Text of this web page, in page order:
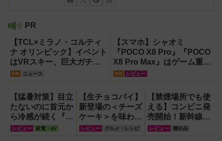
PR
【TCL×ミラノ・コルティ
ナ オリンピック】イベント
はVRスキー、巨大ガチャ
などのイマーシブ体験が目
PR ニュース
【スマホ】シャオミ
『POCO X8 Pro』『POCO
X8 Pro Max』はゲーム重視
ならコスパ最強クラス！
PR レビュー
【猛暑対策】目立
たないのに首元か
ら冷感が続く『レ
オン ポケット6 』
なら、満員電車で
レビュー 家電・AV
【生チョコパイ】
新登場の＜チーズ
ケーキ＞を味わっ
た｜マスカルポー
ネ×ホワイトチョ
レビュー グルメ・レシピ
【禁煙場所でも使
える】コンビニ発
売開始！新幹線、
飛行機、仕事中も
密かに一服できる
レビュー 嗜好品